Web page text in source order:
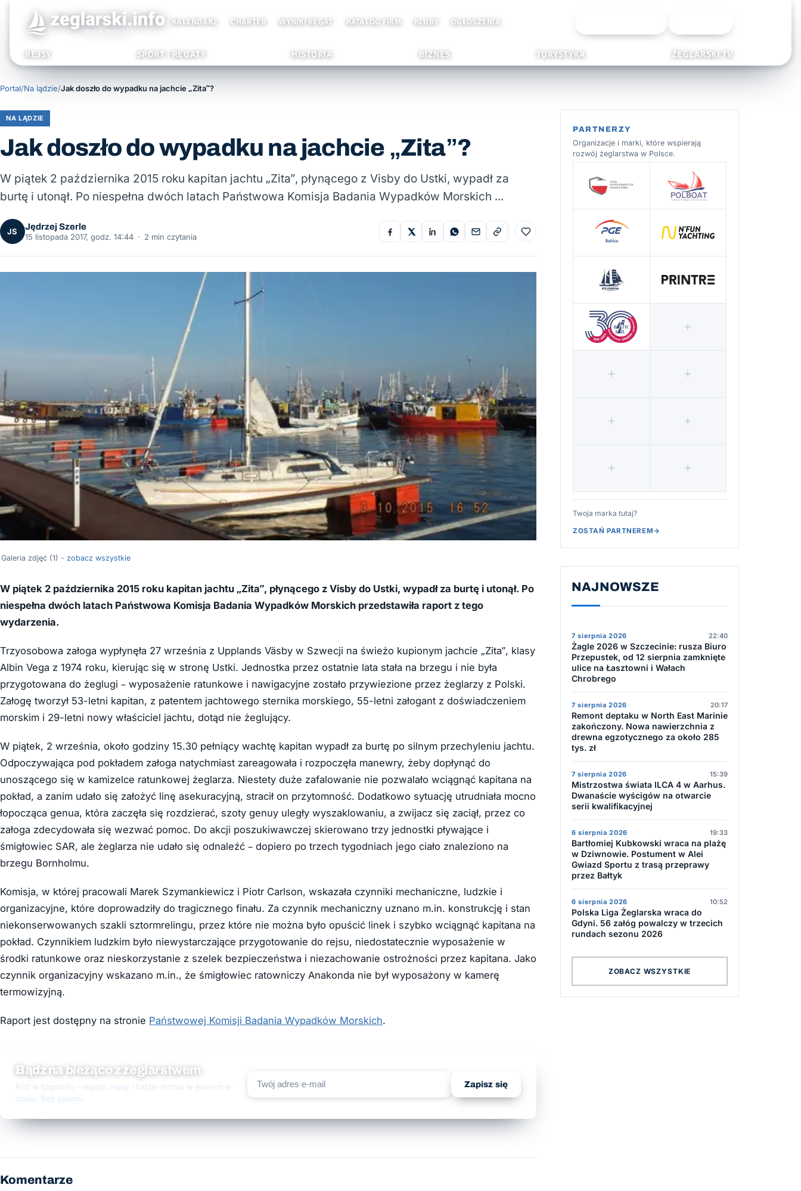
KALENDARZ CHARTER WYNIKI REGAT KATALOG FIRM KLUBY OGŁOSZENIA
REJSY SPORT I REGATY HISTORIA BIZNES TURYSTYKA ŻEGLARSKI.TV
Portal/Na lądzie/Jak doszło do wypadku na jachcie „Zita”?
NA LĄDZIE
Jak doszło do wypadku na jachcie „Zita”?
W piątek 2 października 2015 roku kapitan jachtu „Zita”, płynącego z Visby do Ustki, wypadł za
burtę i utonął. Po niespełna dwóch latach Państwowa Komisja Badania Wypadków Morskich …
JS
Jędrzej Szerle
15 listopada 2017, godz. 14:44 · 2 min czytania Do ulubionych
Galeria zdjęć (1) - zobacz wszystkie
W piątek 2 października 2015 roku kapitan jachtu „Zita”, płynącego z Visby do Ustki, wypadł za burtę i utonął. Po
niespełna dwóch latach Państwowa Komisja Badania Wypadków Morskich przedstawiła raport z tego
wydarzenia.
Trzyosobowa załoga wypłynęła 27 września z Upplands Väsby w Szwecji na świeżo kupionym jachcie „Zita”, klasy
Albin Vega z 1974 roku, kierując się w stronę Ustki. Jednostka przez ostatnie lata stała na brzegu i nie była
przygotowana do żeglugi – wyposażenie ratunkowe i nawigacyjne zostało przywiezione przez żeglarzy z Polski.
Załogę tworzył 53-letni kapitan, z patentem jachtowego sternika morskiego, 55-letni załogant z doświadczeniem
morskim i 29-letni nowy właściciel jachtu, dotąd nie żeglujący.
W piątek, 2 września, około godziny 15.30 pełniący wachtę kapitan wypadł za burtę po silnym przechyleniu jachtu.
Odpoczywająca pod pokładem załoga natychmiast zareagowała i rozpoczęła manewry, żeby dopłynąć do
unoszącego się w kamizelce ratunkowej żeglarza. Niestety duże zafalowanie nie pozwalało wciągnąć kapitana na
pokład, a zanim udało się założyć linę asekuracyjną, stracił on przytomność. Dodatkowo sytuację utrudniała mocno
łopocząca genua, która zaczęła się rozdzierać, szoty genuy uległy wyszaklowaniu, a zwijacz się zaciął, przez co
załoga zdecydowała się wezwać pomoc. Do akcji poszukiwawczej skierowano trzy jednostki pływające i
śmigłowiec SAR, ale żeglarza nie udało się odnaleźć – dopiero po trzech tygodniach jego ciało znaleziono na
brzegu Bornholmu.
Komisja, w której pracowali Marek Szymankiewicz i Piotr Carlson, wskazała czynniki mechaniczne, ludzkie i
organizacyjne, które doprowadziły do tragicznego finału. Za czynnik mechaniczny uznano m.in. konstrukcję i stan
niekonserwowanych szakli sztormrelingu, przez które nie można było opuścić linek i szybko wciągnąć kapitana na
pokład. Czynnikiem ludzkim było niewystarczające przygotowanie do rejsu, niedostatecznie wyposażenie w
środki ratunkowe oraz nieskorzystanie z szelek bezpieczeństwa i niezachowanie ostrożności przez kapitana. Jako
czynnik organizacyjny wskazano m.in., że śmigłowiec ratowniczy Anakonda nie był wyposażony w kamerę
termowizyjną.
Raport jest dostępny na stronie Państwowej Komisji Badania Wypadków Morskich.
Bądź na bieżąco z żeglarstwem
Raz w tygodniu - regaty, rejsy i ludzie morza w jednym e-
mailu. Bez spamu.
Zapisz się
Komentarze
PARTNERZY
Organizacje i marki, które wspierają
rozwój żeglarstwa w Polsce.
Twoja marka tutaj?
ZOSTAŃ PARTNEREM→
NAJNOWSZE
7 sierpnia 2026 22:40
Żagle 2026 w Szczecinie: rusza Biuro
Przepustek, od 12 sierpnia zamknięte
ulice na Łasztowni i Wałach
Chrobrego
7 sierpnia 2026 20:17
Remont deptaku w North East Marinie
zakończony. Nowa nawierzchnia z
drewna egzotycznego za około 285
tys. zł
7 sierpnia 2026 15:39
Mistrzostwa świata ILCA 4 w Aarhus.
Dwanaście wyścigów na otwarcie
serii kwalifikacyjnej
6 sierpnia 2026 19:33
Bartłomiej Kubkowski wraca na plażę
w Dziwnowie. Postument w Alei
Gwiazd Sportu z trasą przeprawy
przez Bałtyk
6 sierpnia 2026 10:52
Polska Liga Żeglarska wraca do
Gdyni. 56 załóg powalczy w trzecich
rundach sezonu 2026
ZOBACZ WSZYSTKIE